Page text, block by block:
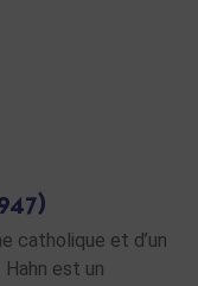
catholique et d’un
Hahn est un